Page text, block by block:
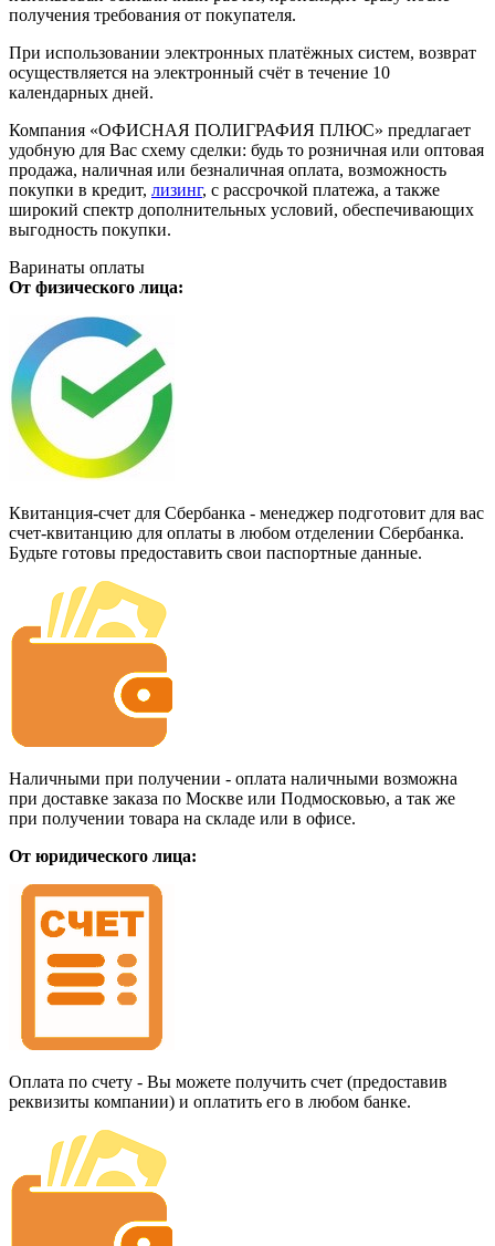
получения требования от покупателя.
При использовании электронных платёжных систем, возврат
осуществляется на электронный счёт в течение 10
календарных дней.
Компания «ОФИСНАЯ ПОЛИГРАФИЯ ПЛЮС» предлагает
удобную для Вас схему сделки: будь то розничная или оптовая
продажа, наличная или безналичная оплата, возможность
покупки в кредит, лизинг, с рассрочкой платежа, а также
широкий спектр дополнительных условий, обеспечивающих
выгодность покупки.
Варинаты оплаты
От физического лица:
Квитанция-счет для Сбербанка - менеджер подготовит для вас
счет-квитанцию для оплаты в любом отделении Сбербанка.
Будьте готовы предоставить свои паспортные данные.
Наличными при получении - оплата наличными возможна
при доставке заказа по Москве или Подмосковью, а так же
при получении товара на складе или в офисе.
От юридического лица:
Оплата по счету - Вы можете получить счет (предоставив
реквизиты компании) и оплатить его в любом банке.